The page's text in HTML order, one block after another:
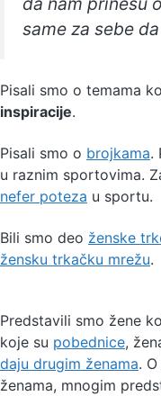
same za sebe
Pisali smo o temama
inspiracije.
Pisali smo o brojkama.
u raznim sportovima.
nefer poteza u sportu.
Bili smo deo ženske
žensku trkačku mrežu.
Predstavili smo žene
koje su pobednice,
daju drugim ženama.
ženama, mnogim